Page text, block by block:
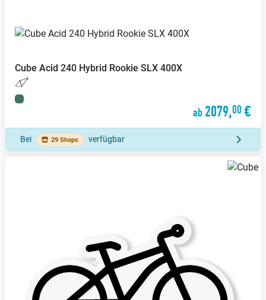
Cube Acid 240 Hybrid Rookie SLX 400X
ab 2079,00 €
Bei 29 Shops verfügbar